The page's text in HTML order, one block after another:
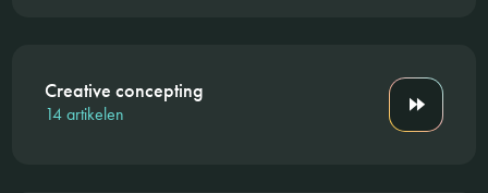
Creative concepting
14 artikelen